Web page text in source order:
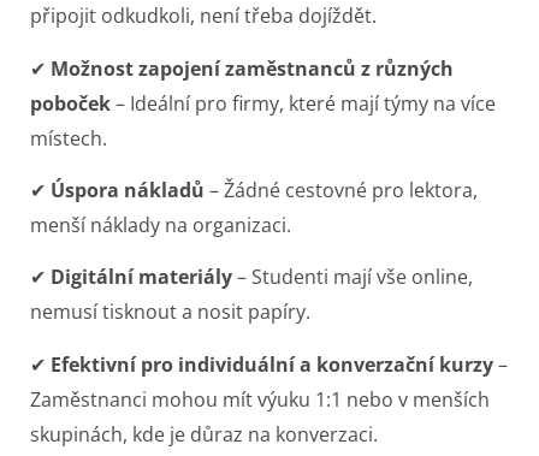
připojit odkudkoli, není třeba dojíždět.
✔ Možnost zapojení zaměstnanců z různých
poboček– Ideální pro firmy, které mají týmy na více
místech.
✔ Úspora nákladů – Žádné cestovné pro lektora,
menší náklady na organizaci.
✔ Digitální materiály– Studenti mají vše online,
nemusí tisknout a nosit papíry.
✔ Efektivní pro individuální a konverzační kurzy–
Zaměstnanci mohou mít výuku 1:1 nebo v menších
skupinách, kde je důraz na konverzaci.